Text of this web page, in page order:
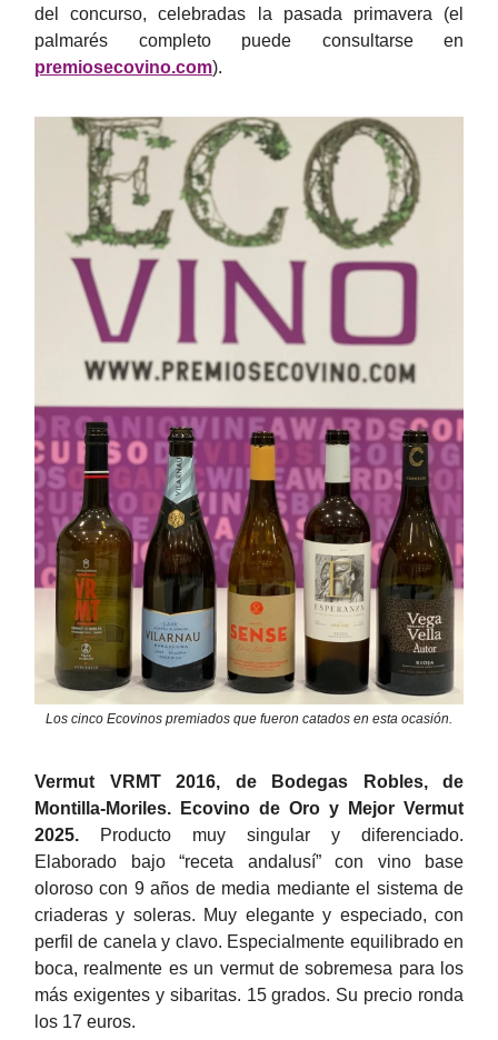
del concurso, celebradas la pasada primavera (el
palmarés completo puede consultarse en
premiosecovino.com).
Los cinco Ecovinos premiados que fueron catados en esta ocasión.
Vermut VRMT 2016, de Bodegas Robles, de
Montilla-Moriles. Ecovino de Oro y Mejor Vermut
2025.
Producto muy singular y diferenciado.
Elaborado bajo “receta andalusí” con vino base
oloroso con 9 años de media mediante el sistema de
criaderas y soleras. Muy elegante y especiado, con
perfil de canela y clavo. Especialmente equilibrado en
boca, realmente es un vermut de sobremesa para los
más exigentes y sibaritas. 15 grados. Su precio ronda
los 17 euros.